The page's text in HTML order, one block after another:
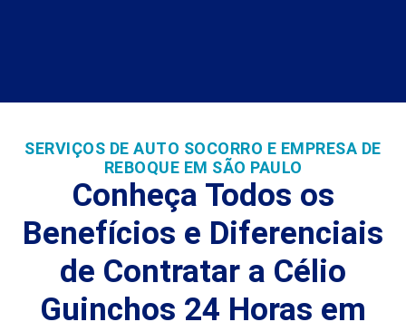
SERVIÇOS DE AUTO SOCORRO E EMPRESA DE
REBOQUE EM SÃO PAULO
Conheça Todos os
Benefícios e Diferenciais
de Contratar a Célio
Guinchos 24 Horas em